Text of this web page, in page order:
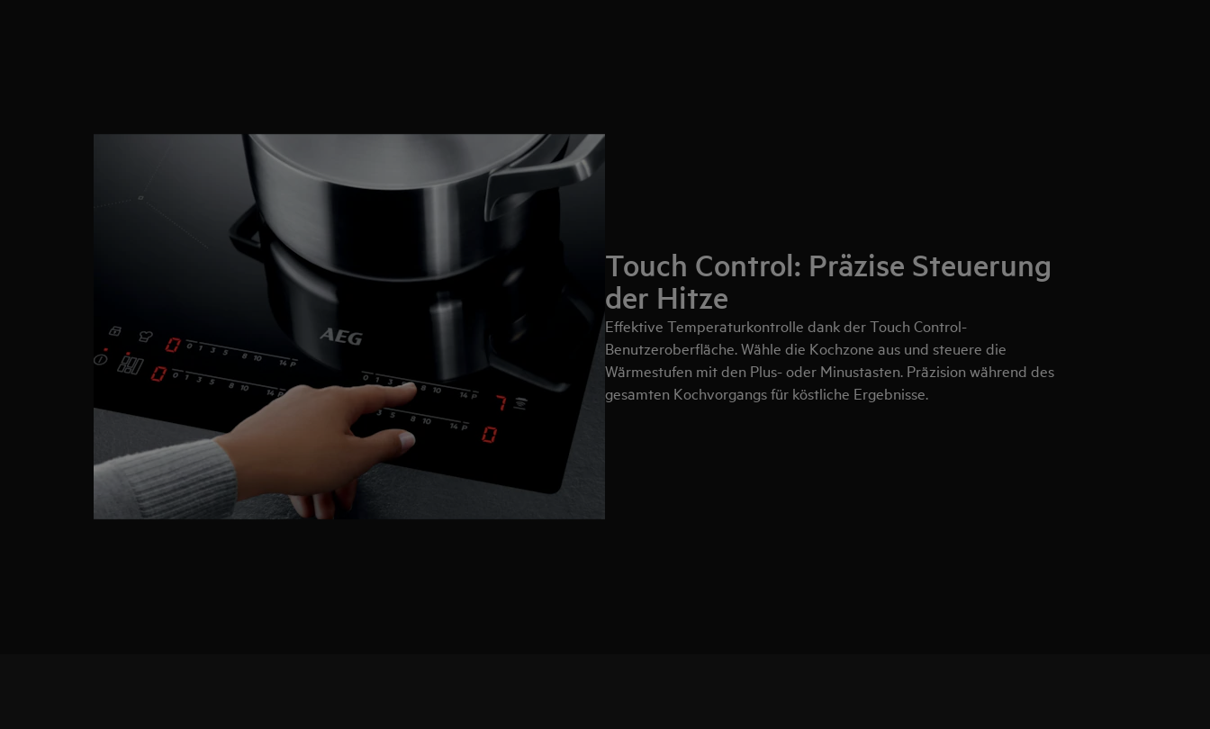
Touch Control: Präzise Steuerung
der Hitze
Effektive Temperaturkontrolle dank der Touch Control-
Benutzeroberfläche. Wähle die Kochzone aus und steuere die
Wärmestufen mit den Plus- oder Minustasten. Präzision während des
gesamten Kochvorgangs für köstliche Ergebnisse.